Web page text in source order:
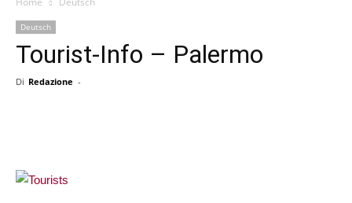
Deutsch
Tourist-Info – Palermo
Di Redazione -